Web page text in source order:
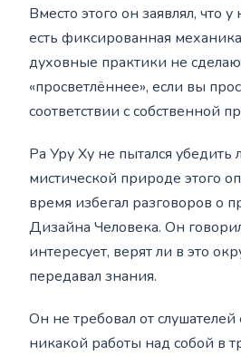
Вместо этого он заявлял, что
есть фиксированная
духовные практики не
«просветлённее», если вы
соответствии с собственной
Ра Уру Ху не пытался убедить
мистической природе этого
время избегал разговоров о
Дизайна Человека. Он
интересует, верят ли в это
передавал знания.
Он не требовал от
никакой работы над собой в